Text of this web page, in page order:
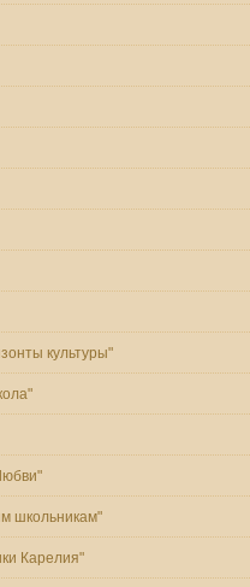
культуры"
школьникам"
Карелия"